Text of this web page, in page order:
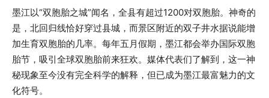
墨江以“双胞胎之城”闻名，全县有超过1200对双胞胎。神奇的
是，北回归线恰好穿过县城，而景区附近的双子井水据说能增
加生育双胞胎的几率。每年五月假期，墨江都会举办国际双胞
胎节，吸引全球双胞胎前来狂欢。媒体代表们了解到，这一神
秘现象至今没有完全科学的解释，但已成为墨江最富魅力的文
化符号。